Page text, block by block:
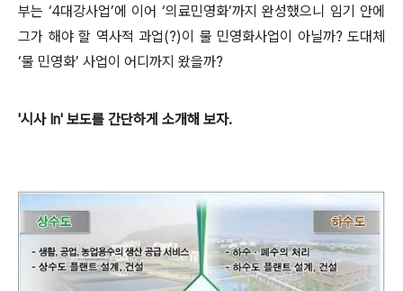
부는 ‘4대강사업’에 이어 ‘의료민영화’까지 완성했으니 임기 안에
그가 해야 할 역사적 과업(?)이 물 민영화사업이 아닐까? 도대체
‘물 민영화’ 사업이 어디까지 왔을까?
'시사 In' 보도를 간단하게 소개해 보자.